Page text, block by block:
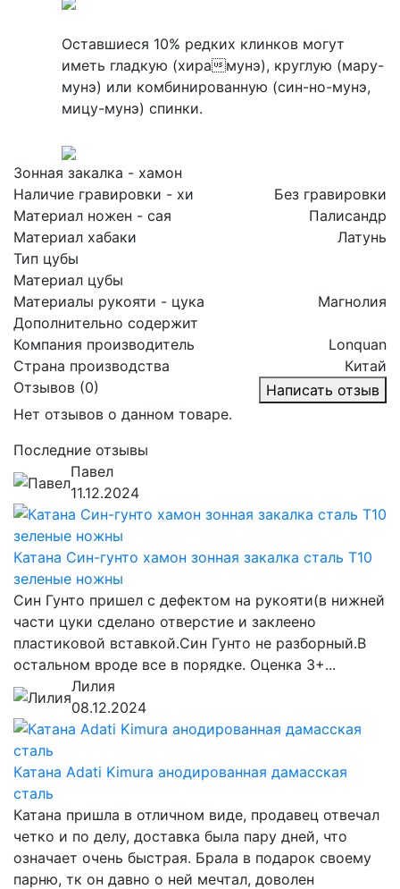
Оставшиеся 10% редких клинков могут
иметь гладкую (хирамунэ), круглую (мару-
мунэ) или комбинированную (син-но-мунэ,
мицу-мунэ) спинки.
Зонная закалка - хамон
Наличие гравировки - хи
Без гравировки
Материал ножен - сая
Палисандр
Материал хабаки
Латунь
Тип цубы
Материал цубы
Материалы рукояти - цука
Магнолия
Дополнительно содержит
Компания производитель
Lonquan
Страна производства
Китай
Отзывов (0)
Написать отзыв
Нет отзывов о данном товаре.
Последние отзывы
Павел
11.12.2024
Катана Син-гунто хамон зонная закалка сталь T10
зеленые ножны
Син Гунто пришел с дефектом на рукояти(в нижней
части цуки сделано отверстие и заклеено
пластиковой вставкой.Син Гунто не разборный.В
остальном вроде все в порядке. Оценка 3+...
Лилия
08.12.2024
Катана Adati Kimura анодированная дамасская
сталь
Катана пришла в отличном виде, продавец отвечал
четко и по делу, доставка была пару дней, что
означает очень быстрая. Брала в подарок своему
парню, тк он давно о ней мечтал, доволен